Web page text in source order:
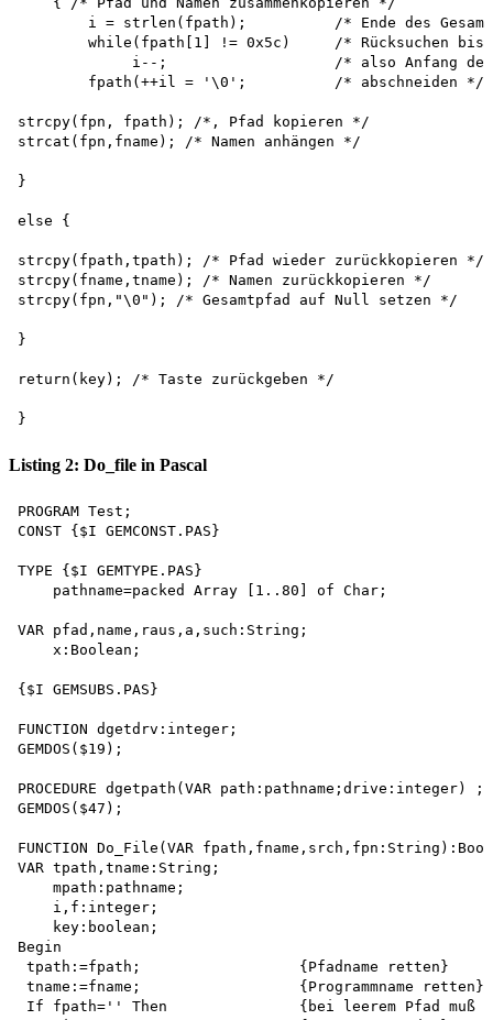
i = strlen(fpath);          /* Ende des
while(fpath[1] != 0x5c)     /* Rücksuchen bis
i--;                   /* also Anfang
        fpath(++il = '\0';          /* abschneiden */
strcpy(fpn, fpath); /*, Pfad kopieren */
strcat(fpn,fname); /* Namen anhängen */
}
else {
strcpy(fpath,tpath); /* Pfad wieder zurückkopieren */
strcpy(fname,tname); /* Namen zurückkopieren */
strcpy(fpn,"\0"); /* Gesamtpfad auf Null setzen */
}
return(key); /* Taste zurückgeben */
Listing 2: Do_file in Pascal
PROGRAM Test;
CONST {$I GEMCONST.PAS}
TYPE {$I GEMTYPE.PAS}
    pathname=packed Array [1..80] of Char;
VAR pfad,name,raus,a,such:String;
    x:Boolean;
{$I GEMSUBS.PAS}
FUNCTION dgetdrv:integer;
GEMDOS($19);
PROCEDURE dgetpath(VAR path:pathname;drive:integer) ;
GEMDOS($47);
FUNCTION Do_File(VAR
VAR tpath,tname:String;
    mpath:pathname;
    i,f:integer;
    key:boolean;
Begin
tpath:=fpath;                  {Pfadname retten}
tname:=fname;                  {Programmname retten}
If fpath='' Then               {bei leerem Pfad muß